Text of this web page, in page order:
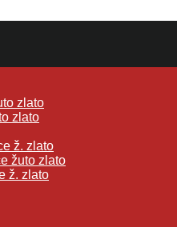
zlato
zlato
ž. zlato
žuto zlato
ž. zlato